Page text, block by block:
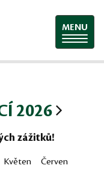
MENU
2026
zážitků!
Květen
Červen